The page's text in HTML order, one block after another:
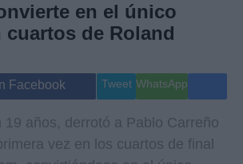
Gente
Musica
en el único
cuartos de Roland
Facebook Tweet WhatsApp
19 años, derrotó a Pablo Carreño
vez en los cuartos de final